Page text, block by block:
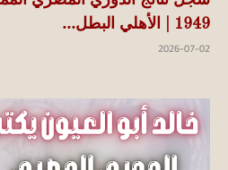
1949 | الأهلي البطل...
2026-07-02